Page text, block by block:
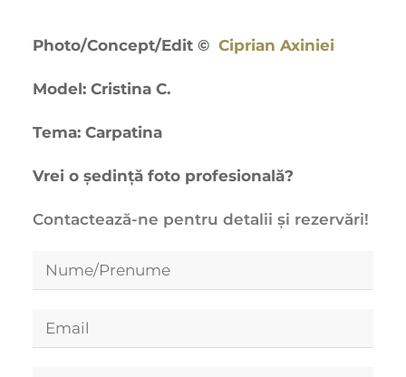
Photo/Concept/Edit © Ciprian Axiniei
Model: Cristina C.
Tema: Carpatina
Vrei o ședință foto profesională?
Contactează-ne pentru detalii și rezervări!